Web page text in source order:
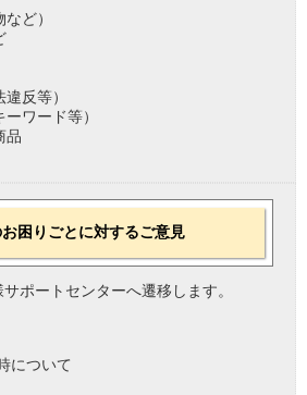
ど）
反等）
ワード等）
品
困りごとに対するご意見
ポートセンターへ遷移します。
について